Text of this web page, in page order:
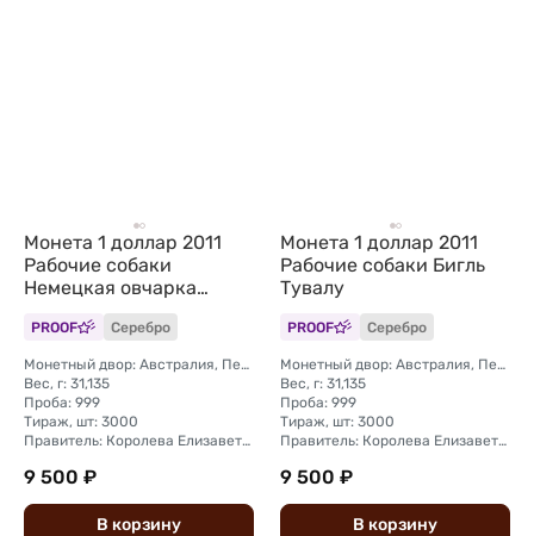
Монета 1 доллар 2011
Рабочие собаки
Немецкая овчарка
PROOF Серебро
Монетный двор: Австралия, Перт
Вес, г: 31,135
Проба: 999
Тираж, шт: 3000
Правитель: Королева Елизавета II (1976 - 2024)
9 500 ₽
В корзину
Монета 1 доллар 2011
Рабочие собаки Бигль
Тувалу
PROOF Серебро
Монетный двор: Австралия, Перт
Вес, г: 31,135
Проба: 999
Тираж, шт: 3000
Правитель: Королева Елизавета II (1976 - 2024)
9 500 ₽
В корзину